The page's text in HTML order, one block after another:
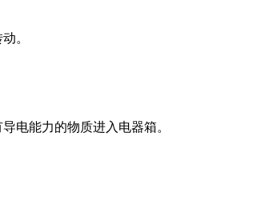
。
电能力的物质进入电器箱。